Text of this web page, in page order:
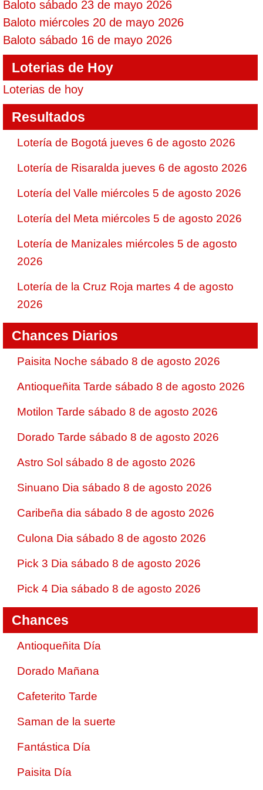
Baloto sábado 23 de mayo 2026
Baloto miércoles 20 de mayo 2026
Baloto sábado 16 de mayo 2026
Loterias de Hoy
Loterias de hoy
Resultados
Lotería de Bogotá jueves 6 de agosto 2026
Lotería de Risaralda jueves 6 de agosto 2026
Lotería del Valle miércoles 5 de agosto 2026
Lotería del Meta miércoles 5 de agosto 2026
Lotería de Manizales miércoles 5 de agosto
2026
Lotería de la Cruz Roja martes 4 de agosto
2026
Chances Diarios
Paisita Noche sábado 8 de agosto 2026
Antioqueñita Tarde sábado 8 de agosto 2026
Motilon Tarde sábado 8 de agosto 2026
Dorado Tarde sábado 8 de agosto 2026
Astro Sol sábado 8 de agosto 2026
Sinuano Dia sábado 8 de agosto 2026
Caribeña dia sábado 8 de agosto 2026
Culona Dia sábado 8 de agosto 2026
Pick 3 Dia sábado 8 de agosto 2026
Pick 4 Dia sábado 8 de agosto 2026
Chances
Antioqueñita Día
Dorado Mañana
Cafeterito Tarde
Saman de la suerte
Fantástica Día
Paisita Día